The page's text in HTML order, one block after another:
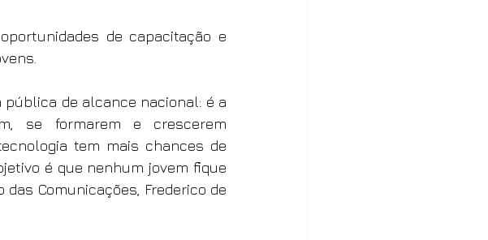
de capacitação e
pública de alcance nacional: é a
se formarem e crescerem
tem mais chances de
é que nenhum jovem fique
Comunicações, Frederico de